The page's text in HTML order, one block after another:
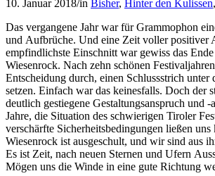
10. Januar 2018/in Bisher, Hinter den Kulissen,
Das vergangene Jahr war für Grammophon
und Aufbrüche. Und eine Zeit voller positiver
empfindlichste Einschnitt war gewiss das
Wiesenrock. Nach zehn schönen
Entscheidung durch, einen Schlussstrich unter
setzen. Einfach war das keinesfalls. Doch der
deutlich gestiegene Gestaltungsanspruch und
Jahre, die Situation des schwierigen Tiroler
verschärfte Sicherheitsbedingungen ließen uns
Wiesenrock ist ausgeschult, und wir sind aus
Es ist Zeit, nach neuen Sternen und Ufern
Mögen uns die Winde in eine gute Richtung